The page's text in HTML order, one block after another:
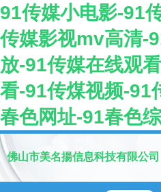
91传媒小电影-91
传媒影视mv高清-
放-91传媒在线观
看-91传煤视频-91
春色网址-91春色
佛山市美名揚信息科技有限公司